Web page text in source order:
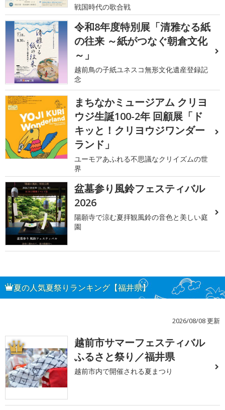
戦国時代の歌合戦
令和8年度特別展「清雅なる紙
の往来 ～紙がつなぐ朝倉文化
～」
越前鳥の子紙ユネスコ無形文化遺産登録記
念
まちなかミュージアム クリヨ
ウジ生誕100-2年 回顧展「ド
キッと！クリヨウジワンダー
ランド」
ユーモアあふれる不思議なクリイズムの世
界
盆墓参り風鈴フェスティバル
2026
陽願寺で涼む夏拝観風鈴の音色と美しい庭
園
夏の人気夏祭りランキング【福井県】
2026/08/08 更新
1
越前市サマーフェスティバル
ふるさと祭り／福井県
越前市内で開催される夏まつり